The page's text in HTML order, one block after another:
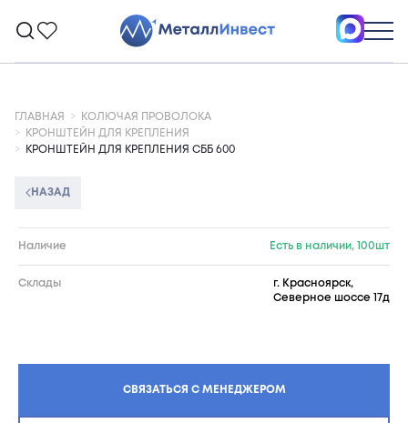
ГЛАВНАЯ
КОЛЮЧАЯ ПРОВОЛОКА
КРОНШТЕЙН ДЛЯ КРЕПЛЕНИЯ
КРОНШТЕЙН ДЛЯ КРЕПЛЕНИЯ СББ 600
НАЗАД
Наличие Есть в наличии, 100шт
Склады
г. Красноярск,
Северное шоссе 17д
СВЯЗАТЬСЯ С МЕНЕДЖЕРОМ